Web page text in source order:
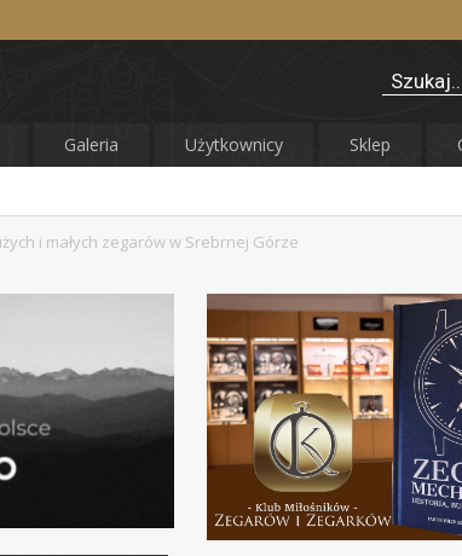
Galeria Użytkownicy Sklep
i małych zegarów w Srebrnej Górze